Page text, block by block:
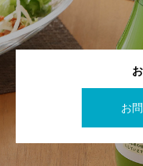
お